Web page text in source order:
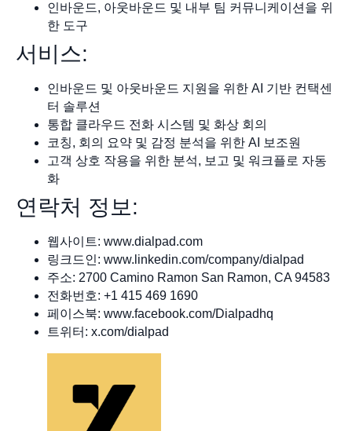
인바운드, 아웃바운드 및 내부 팀 커뮤니케이션을 위
한 도구
서비스:
인바운드 및 아웃바운드 지원을 위한 AI 기반 컨택센
터 솔루션
통합 클라우드 전화 시스템 및 화상 회의
코칭, 회의 요약 및 감정 분석을 위한 AI 보조원
고객 상호 작용을 위한 분석, 보고 및 워크플로 자동
화
연락처 정보:
웹사이트: www.dialpad.com
링크드인: www.linkedin.com/company/dialpad
주소: 2700 Camino Ramon San Ramon, CA 94583
전화번호: +1 415 469 1690
페이스북: www.facebook.com/Dialpadhq
트위터: x.com/dialpad